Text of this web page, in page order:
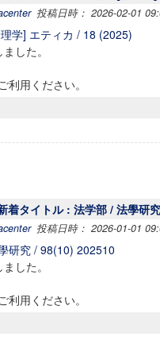
ガバナンス教育研究センター
会発展のサイエンス」
投稿日時： 2026-02-01
学] エティカ / 18 (2025)
した。
利用ください。
着タイトル : 法学部 / 法學研
投稿日時： 2026-01-01
研究 / 98(10) 202510
した。
利用ください。